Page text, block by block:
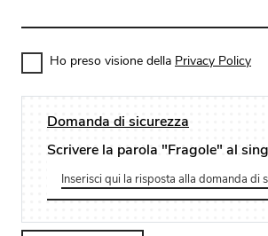
Ho preso visione della Privacy Policy
Domanda di sicurezza
Scrivere la parola "Fragole" al